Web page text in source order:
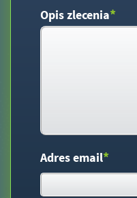
Opis zlecenia*
Adres email*